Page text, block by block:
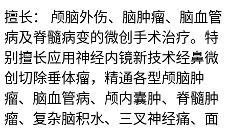
擅长：
颅脑外伤、脑肿瘤、脑血管
病及脊髓病变的微创手术治疗。特
别擅长应用神经内镜新技术经鼻微
创切除垂体瘤，精通各型颅脑肿
瘤、脑血管病、颅内囊肿、脊髓肿
瘤、复杂脑积水、三叉神经痛、面